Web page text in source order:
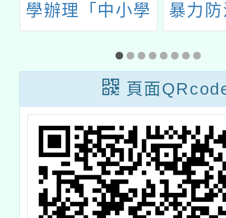
學辦理「中小學
在職教師暨行政
人員美感素養提
升計畫-未來啟
藝：科技與藝術
共融之旅」 知識
形塑教師研習
暴力
暨海
賽」
間至
頁面